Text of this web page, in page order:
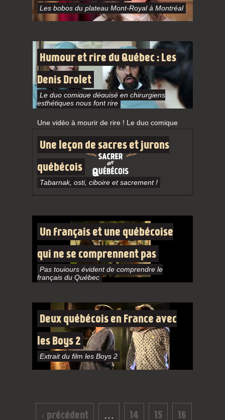
Les bobos du plateau Mont-Royal à Montréal
Humour et rire du Québec : Les
Denis Drolet
Le duo comique déguisé en chirurgiens
esthétiques nous font rire
Une vidéo à mourir de rire ! Le duo comique
Une leçon de sacres et jurons
québécois
Tabarnak, osti, ciboire et sacrement !
Un français et une québécoise
qui ne se comprennent pas
Pas toujours évident de comprendre le
français du Québec
Deux québécois en France avec
les Boys 2
Extrait du film les Boys 2
Pages
‹ précédent … 14 15 16